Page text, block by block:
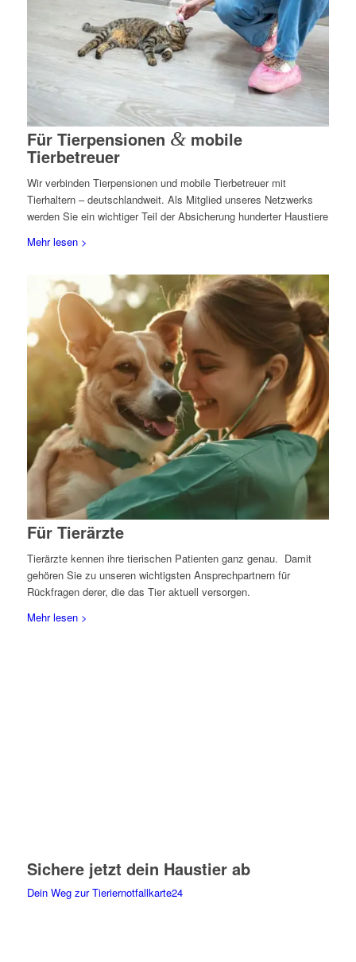
Für Tierpensionen &mobile
Tierbetreuer
Wir verbinden Tierpensionen und mobile Tierbetreuer mit
Tierhaltern – deutschlandweit. Als Mitglied unseres Netzwerks
werden Sie ein wichtiger Teil der Absicherung hunderter Haustiere
Mehr lesen >
Für Tierärzte
Tierärzte kennen ihre tierischen Patienten ganz genau. Damit
gehören Sie zu unseren wichtigsten Ansprechpartnern für
Rückfragen derer, die das Tier aktuell versorgen.
Mehr lesen >
Sichere jetzt dein Haustier ab
Dein Weg zur Tieriernotfallkarte24